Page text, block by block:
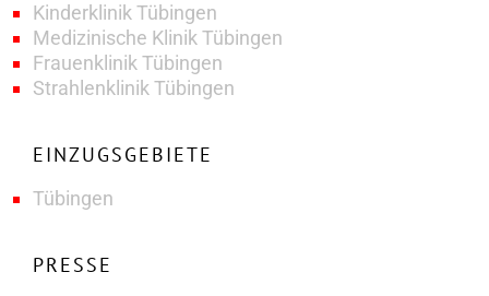
Kinderklinik Tübingen
Medizinische Klinik Tübingen
Frauenklinik Tübingen
Strahlenklinik Tübingen
EINZUGSGEBIETE
Tübingen
PRESSE